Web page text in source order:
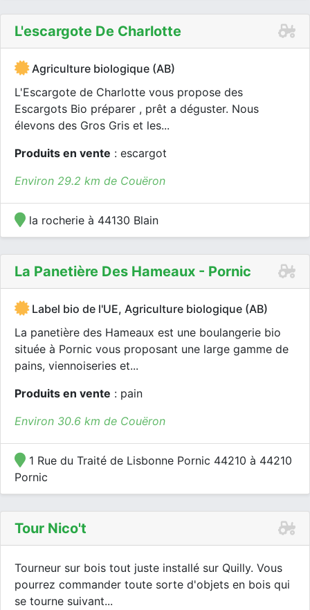
L'escargote De Charlotte
Agriculture biologique (AB)
L'Escargote de Charlotte vous propose des
Escargots Bio préparer , prêt a déguster. Nous
élevons des Gros Gris et les...
Produits en vente : escargot
Environ 29.2 km de Couëron
la rocherie à 44130 Blain
La Panetière Des Hameaux - Pornic
Label bio de l'UE, Agriculture biologique (AB)
La panetière des Hameaux est une boulangerie bio
située à Pornic vous proposant une large gamme de
pains, viennoiseries et...
Produits en vente : pain
Environ 30.6 km de Couëron
1 Rue du Traité de Lisbonne Pornic 44210 à 44210
Pornic
Tour Nico't
Tourneur sur bois tout juste installé sur Quilly. Vous
pourrez commander toute sorte d'objets en bois qui
se tourne suivant...